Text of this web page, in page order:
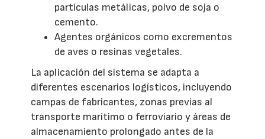
partículas metálicas, polvo de soja o
cemento.
Agentes orgánicos como excrementos
de aves o resinas vegetales.
La aplicación del sistema se adapta a
diferentes escenarios logísticos, incluyendo
campas de fabricantes, zonas previas al
transporte marítimo o ferroviario y áreas de
almacenamiento prolongado antes de la